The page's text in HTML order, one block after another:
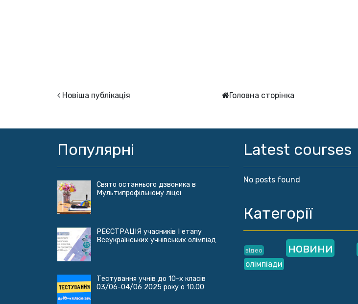
Новіша публікація Головна сторінка
Популярні
Свято останнього дзвоника в
Мультипрофільному ліцеї
РЕЄСТРАЦІЯ учасників І етапу
Всеукраїнських учнівських олімпіад
Тестування учнів до 10-х класів
03/06-04/06 2025 року о 10.00
Latest courses
No posts found
Категорії
відео новини
олімпіади